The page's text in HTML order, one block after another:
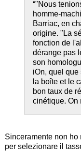
“"Nous
homme-
Barriac, en
origine. "La
fonction de
dérange pas
son
iOn, quel que
la boîte et le
bon taux de
cinétique. On
Sinceramente non
per selezionare il